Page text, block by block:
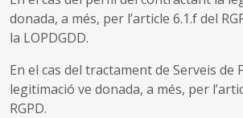
donada, a més, per l’article 6.1.f del
la LOPDGDD.
En el cas del tractament de Serveis de
legitimació ve donada, a més, per
RGPD.